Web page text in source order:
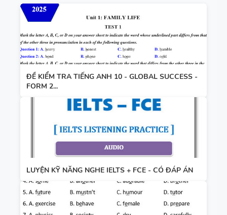
ĐỀ KIỂM TRA TIẾNG ANH 10 - GLOBAL SUCCESS -
FORM 2...
LUYỆN KỸ NĂNG NGHE IELTS + FCE - CÓ ĐÁP ÁN